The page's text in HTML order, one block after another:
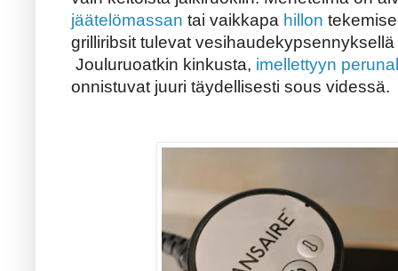
jäätelömassan tai vaikkapa hillon
grilliribsit tulevat
Jouluruoatkin kinkusta, imellettyyn
onnistuvat juuri täydellisesti sous videssä.